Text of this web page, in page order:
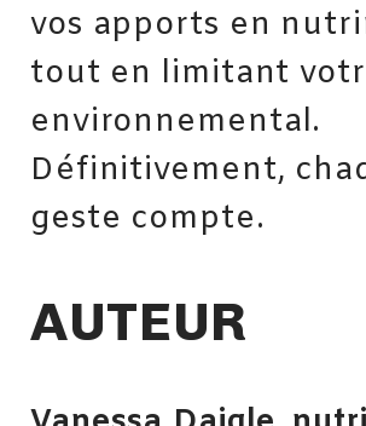
vos apports en
tout en limitant
environnemental.
Définitivement,
geste compte.
AUTEUR